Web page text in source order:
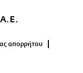
απορρήτου